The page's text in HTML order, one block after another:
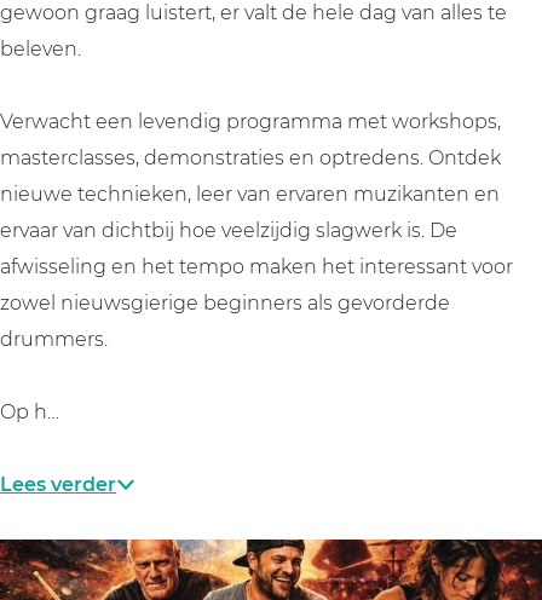
gewoon graag luistert, er valt de hele dag van alles te
beleven.
Verwacht een levendig programma met workshops,
masterclasses, demonstraties en optredens. Ontdek
nieuwe technieken, leer van ervaren muzikanten en
ervaar van dichtbij hoe veelzijdig slagwerk is. De
afwisseling en het tempo maken het interessant voor
zowel nieuwsgierige beginners als gevorderde
drummers.
Op h…
Lees verder